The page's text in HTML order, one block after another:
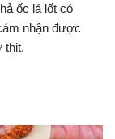
ốc lá lốt có
nhận được
thịt.